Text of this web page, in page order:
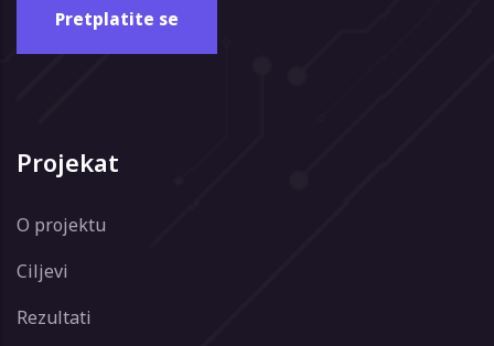
Projekat
O projektu
Ciljevi
Rezultati